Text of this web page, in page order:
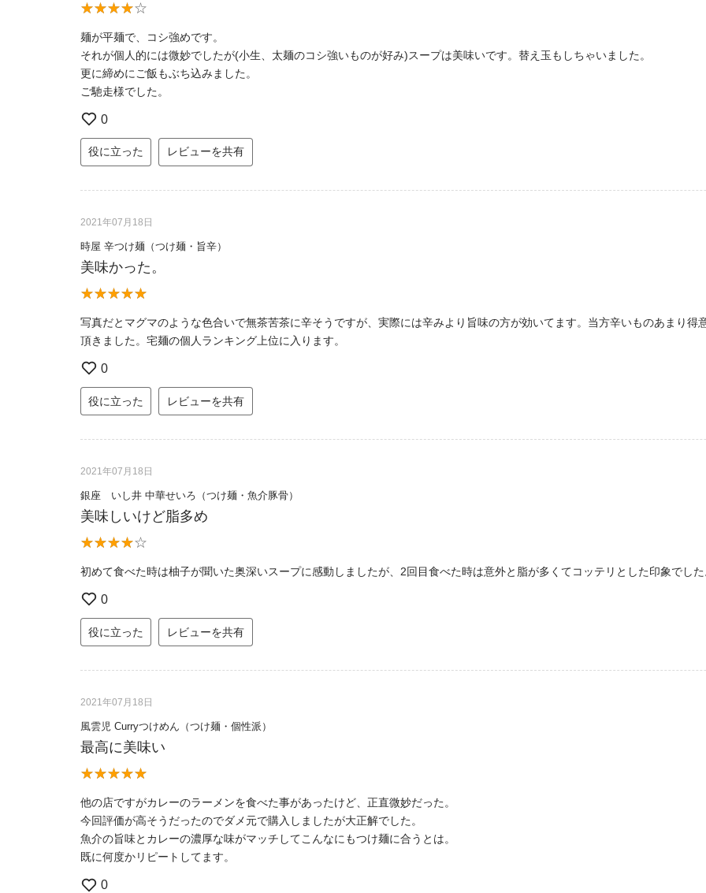
麺が平麺で、コシ強めです。
それが個人的には微妙でしたが(小生、太麺のコシ強いものが好み)スープは美味いです。替え玉もしちゃいました。
更に締めにご飯もぶち込みました。
ご馳走様でした。
0
役に立った レビューを共有
2021年07月18日
時屋 辛つけ麺（つけ麺・旨辛）
美味かった。
写真だとマグマのような色合いで無茶苦茶に辛そうですが、実際には辛みより旨味の方が効いてます。当方辛いものあまり
頂きました。宅麺の個人ランキング上位に入ります。
0
役に立った レビューを共有
2021年07月18日
銀座 いし井 中華せいろ（つけ麺・魚介豚骨）
美味しいけど脂多め
初めて食べた時は柚子が聞いた奥深いスープに感動しましたが、2回目食べた時は意外と脂が多くてコッテリとした印象でし
0
役に立った レビューを共有
2021年07月18日
風雲児 Curryつけめん（つけ麺・個性派）
最高に美味い
他の店ですがカレーのラーメンを食べた事があったけど、正直微妙だった。
今回評価が高そうだったのでダメ元で購入しましたが大正解でした。
魚介の旨味とカレーの濃厚な味がマッチしてこんなにもつけ麺に合うとは。
既に何度かリピートしてます。
0